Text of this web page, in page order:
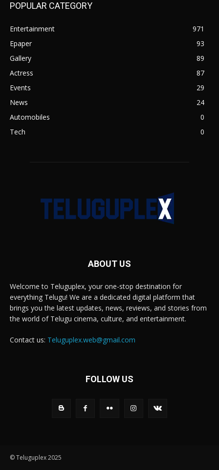
POPULAR CATEGORY
Entertainment
971
Epaper
93
Gallery
89
Actress
87
Events
29
News
24
Automobiles
0
Tech
0
ABOUT US
Welcome to Teluguplex, your one-stop destination for
everything Telugu! We are a dedicated digital platform that
brings you the latest updates, news, reviews, and stories from
the world of Telugu cinema, culture, and entertainment.
Contact us: Teluguplex.web@gmail.com
FOLLOW US
© Teluguplex 2025